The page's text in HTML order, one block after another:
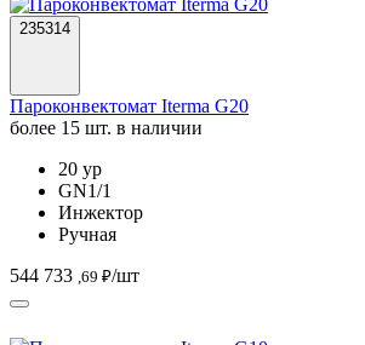
235314
Пароконвектомат Iterma G20
более 15 шт. в наличии
20 ур
GN1/1
Инжектор
Ручная
544 733 ,69 ₽/шт